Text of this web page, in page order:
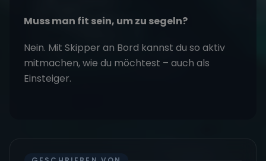
Muss man fit sein, um zu segeln?
Nein. Mit Skipper an Bord kannst du so aktiv
mitmachen, wie du möchtest – auch als
Einsteiger.